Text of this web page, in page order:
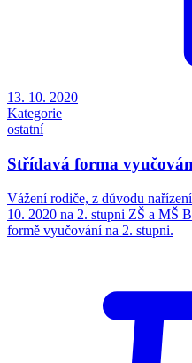
13. 10. 2020
Kategorie
ostatní
Střídavá forma
Vážení rodiče, z důvodu
10. 2020 na 2. stupni ZŠ a MŠ
formě vyučování na 2. stupni.